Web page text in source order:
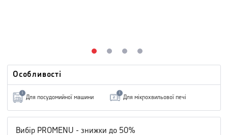
Особливості
i
Для посудомийної машини
i
Для мікрохвильової печі
Вибір PROMENU - знижки до 50%